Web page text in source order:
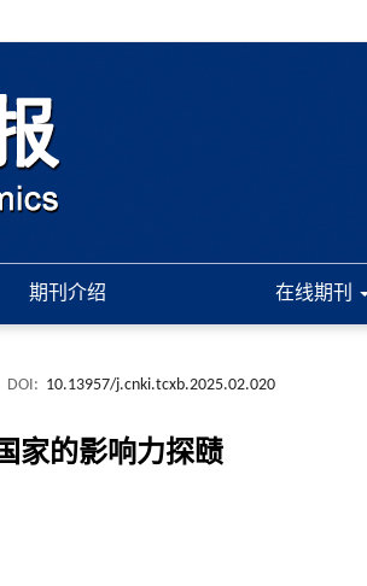
期刊介绍 在线期刊
DOI: 10.13957/j.cnki.tcxb.2025.02.020
家的影响力探赜